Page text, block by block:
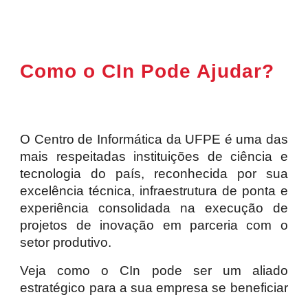
Como o CIn Pode Ajudar?
O Centro de Informática da UFPE é uma das
mais respeitadas instituições de ciência e
tecnologia do país, reconhecida por sua
excelência técnica, infraestrutura de ponta e
experiência consolidada na execução de
projetos de inovação em parceria com o
setor produtivo.
Veja como o CIn pode ser um aliado
estratégico para a sua empresa se beneficiar